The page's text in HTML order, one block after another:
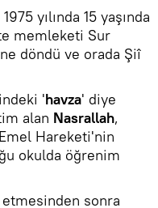
yılında 15 yaşında
memleketi Sur
döndü ve orada Şiî
'havza' diye
alan Nasrallah,
Hareketi'nin
okulda öğrenim
sonra